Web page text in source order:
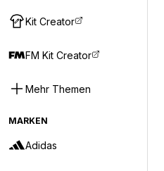
Kit Creator
FM Kit Creator
Mehr Themen
MARKEN
Adidas